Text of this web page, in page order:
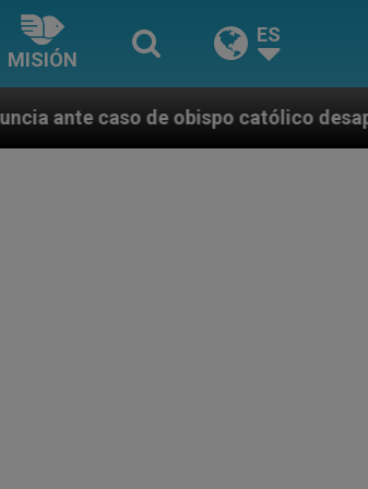
MISIÓN
ES
católico desaparecido por la